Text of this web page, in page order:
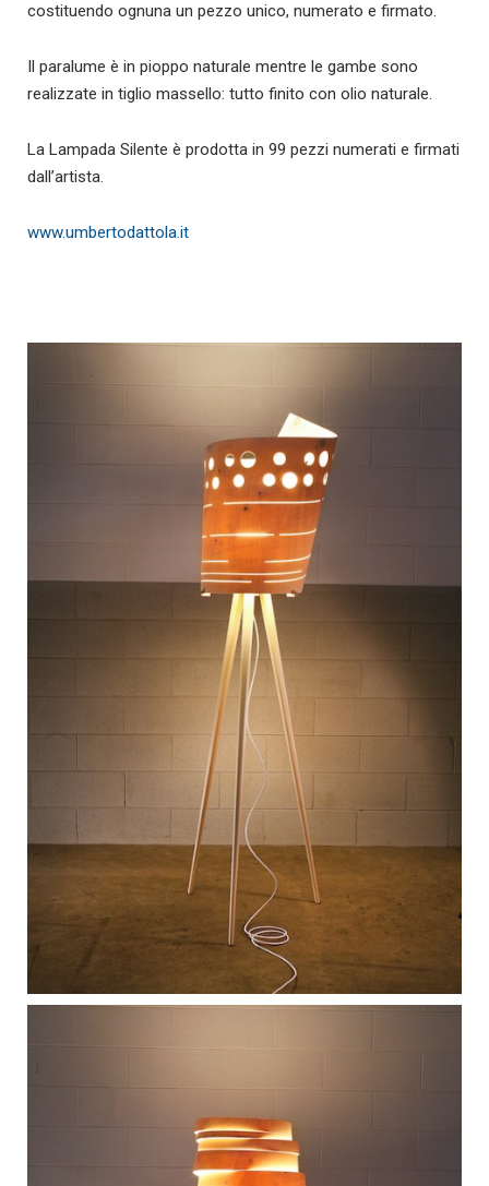
costituendo ognuna un pezzo unico, numerato e firmato.
Il paralume è in pioppo naturale mentre le gambe sono
realizzate in tiglio massello: tutto finito con olio naturale.
La Lampada Silente è prodotta in 99 pezzi numerati e firmati
dall’artista.
www.umbertodattola.it